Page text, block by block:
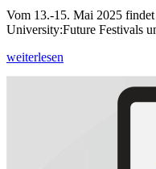
Vom 13.-15. Mai 2025
University:Future Festivals
weiterlesen